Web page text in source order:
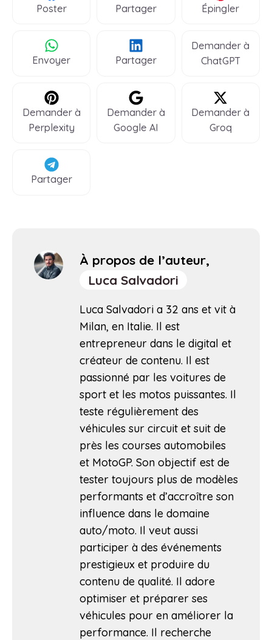
Poster Partager Épingler
Envoyer Partager
Demander à
ChatGPT
Demander à
Perplexity
Demander à
Google AI
Demander à
Groq
Partager
À propos de l’auteur,
Luca Salvadori
Luca Salvadori a 32 ans et vit à
Milan, en Italie. Il est
entrepreneur dans le digital et
créateur de contenu. Il est
passionné par les voitures de
sport et les motos puissantes. Il
teste régulièrement des
véhicules sur circuit et suit de
près les courses automobiles
et MotoGP. Son objectif est de
tester toujours plus de modèles
performants et d’accroître son
influence dans le domaine
auto/moto. Il veut aussi
participer à des événements
prestigieux et produire du
contenu de qualité. Il adore
optimiser et préparer ses
véhicules pour en améliorer la
performance. Il recherche